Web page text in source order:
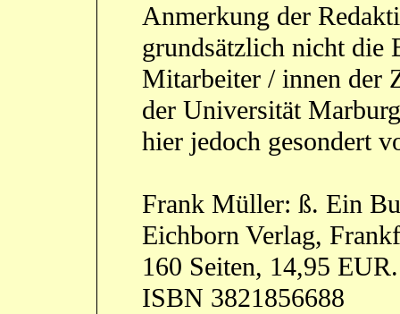
Anmerkung der
grundsätzlich nicht die
Mitarbeiter / innen der
der Universität
hier jedoch gesondert
Frank Müller: ß. Ein
Eichborn Verlag,
160 Seiten, 14,95 EUR.
ISBN 3821856688